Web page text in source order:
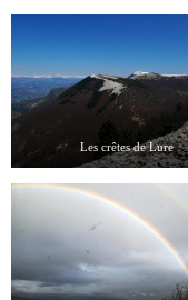
Les crêtes de Lure